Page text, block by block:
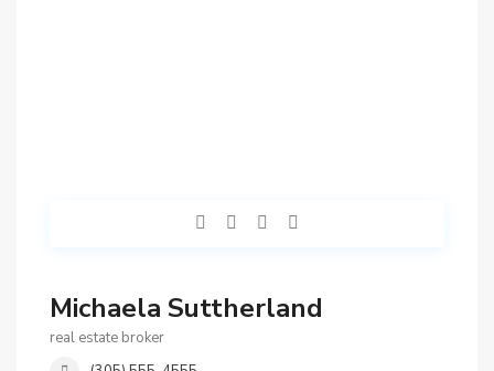
Michaela Suttherland
real estate broker